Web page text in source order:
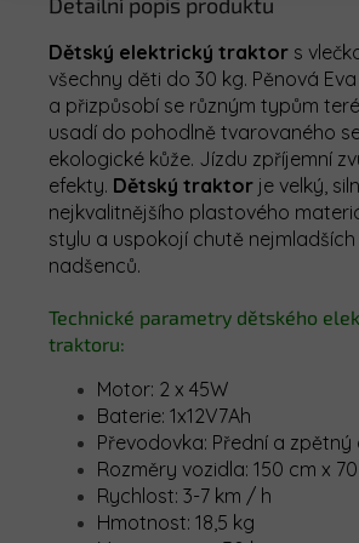
Detailní popis produktu
Dětský elektrický traktor s
všechny děti do 30 kg. Pěnová
a přizpůsobí se různým typům
usadí do pohodlně tvarovaného
ekologické kůže. Jízdu zpříjemní
efekty. Dětský traktor je velký,
nejkvalitnějšího plastového
stylu a uspokojí chutě
nadšenců.
Technické parametry dětského
traktoru:
Motor: 2 x 45W
Baterie: 1x12V7Ah
Převodovka: Přední a zpětný
Rozměry vozidla: 150 cm x
Rychlost: 3-7 km / h
Hmotnost: 18,5 kg